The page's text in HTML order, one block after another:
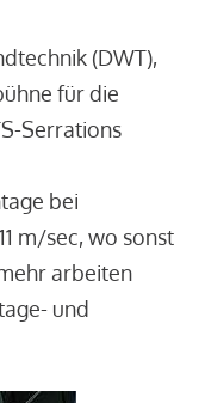
(DWT),
für die
Serrations
bei
m/sec, wo sonst
arbeiten
und